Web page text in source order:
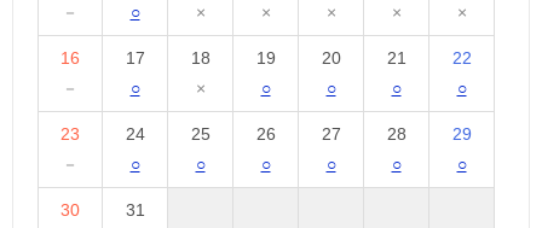
－
○
×
×
×
×
×
16
－
17
○
18
×
19
○
20
○
21
○
22
○
23
－
24
○
25
○
26
○
27
○
28
○
29
○
30
31